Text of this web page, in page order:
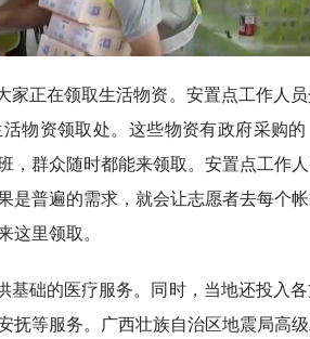
家正在领取生活物资。安置点工作人
物资领取处。这些物资有政府采购
，群众随时都能来领取。安置点工作
是普遍的需求，就会让志愿者去每个
这里领取。
基础的医疗服务。同时，当地还投入各
抚等服务。广西壮族自治区地震局高